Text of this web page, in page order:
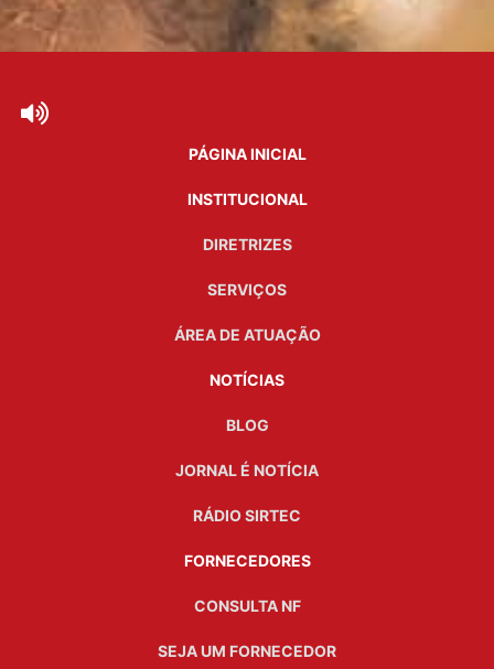
PÁGINA INICIAL
INSTITUCIONAL
DIRETRIZES
SERVIÇOS
ÁREA DE ATUAÇÃO
NOTÍCIAS
BLOG
JORNAL É NOTÍCIA
RÁDIO SIRTEC
FORNECEDORES
CONSULTA NF
SEJA UM FORNECEDOR